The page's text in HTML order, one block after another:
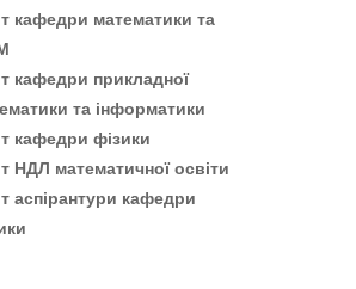
кафедри математики та
кафедри прикладної
та інформатики
кафедри фізики
НДЛ математичної освіти
аспірантури кафедри